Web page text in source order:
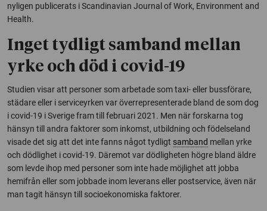
nyligen publicerats i Scandinavian Journal of Work, Environment and
Health.
Inget tydligt samband mellan
yrke och död i covid-19
Studien visar att personer som arbetade som taxi- eller bussförare,
städare eller i serviceyrken var överrepresenterade bland de som dog
i covid-19 i Sverige fram till februari 2021. Men när forskarna tog
hänsyn till andra faktorer som inkomst, utbildning och födelseland
visade det sig att det inte fanns något tydligt samband mellan yrke
och dödlighet i covid-19. Däremot var dödligheten högre bland äldre
som levde ihop med personer som inte hade möjlighet att jobba
hemifrån eller som jobbade inom leverans eller postservice, även när
man tagit hänsyn till socioekonomiska faktorer.